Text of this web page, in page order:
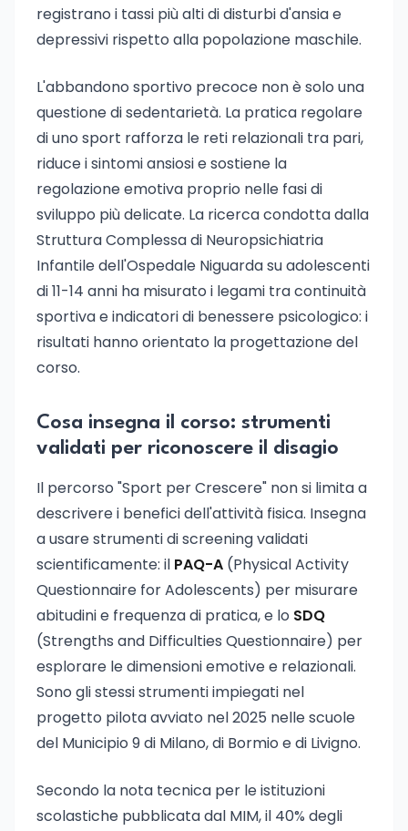
registrano i tassi più alti di disturbi d'ansia e
depressivi rispetto alla popolazione maschile.
L'abbandono sportivo precoce non è solo una
questione di sedentarietà. La pratica regolare
di uno sport rafforza le reti relazionali tra pari,
riduce i sintomi ansiosi e sostiene la
regolazione emotiva proprio nelle fasi di
sviluppo più delicate. La ricerca condotta dalla
Struttura Complessa di Neuropsichiatria
Infantile dell'Ospedale Niguarda su adolescenti
di 11-14 anni ha misurato i legami tra continuità
sportiva e indicatori di benessere psicologico: i
risultati hanno orientato la progettazione del
corso.
Cosa insegna il corso: strumenti
validati per riconoscere il disagio
Il percorso "Sport per Crescere" non si limita a
descrivere i benefici dell'attività fisica. Insegna
a usare strumenti di screening validati
scientificamente: il PAQ-A (Physical Activity
Questionnaire for Adolescents) per misurare
abitudini e frequenza di pratica, e lo SDQ
(Strengths and Difficulties Questionnaire) per
esplorare le dimensioni emotive e relazionali.
Sono gli stessi strumenti impiegati nel
progetto pilota avviato nel 2025 nelle scuole
del Municipio 9 di Milano, di Bormio e di Livigno.
Secondo la nota tecnica per le istituzioni
scolastiche pubblicata dal MIM, il 40% degli